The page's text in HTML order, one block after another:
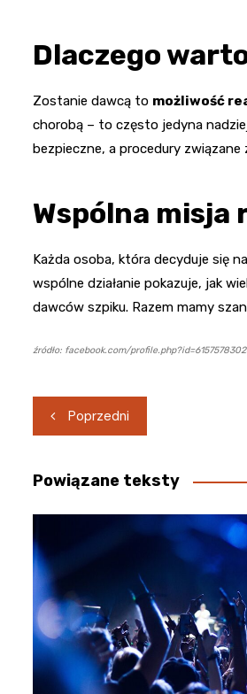
Dlaczego
Zostanie dawcą to możliwość
chorobą – to często jedyna
bezpieczne, a procedury
Wspólna misja
Każda osoba, która decyduje się
wspólne działanie pokazuje, jak
dawców szpiku. Razem mamy
źródło: facebook.com/
Nawigacja
wpisu
Poprzedni
Powiązane teksty